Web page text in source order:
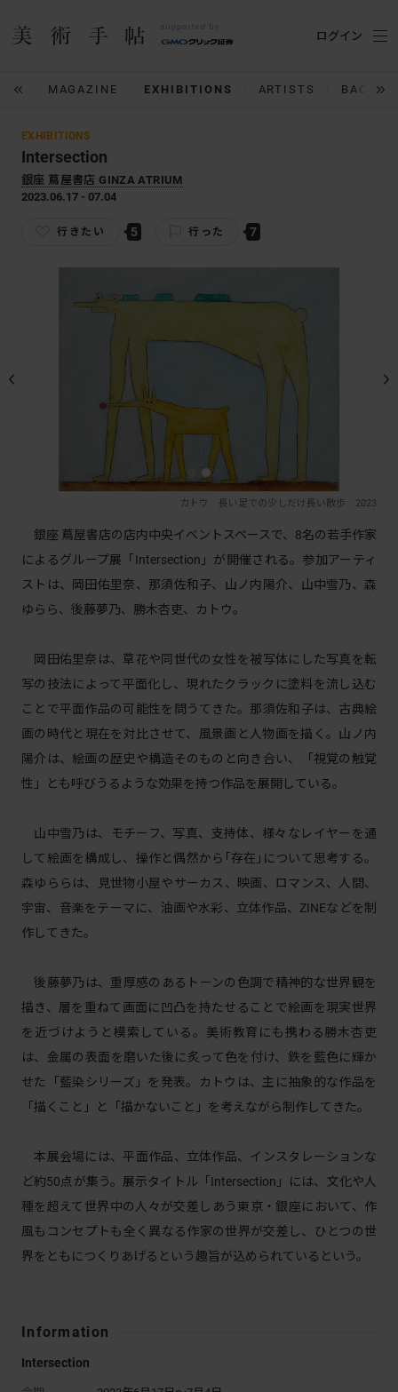
MAGAZINE EXHIBITIONS ARTISTS BACK
ログイン
EXHIBITIONS
Intersection
銀座 蔦屋書店 GINZA ATRIUM
2023.06.17 - 07.04
行きたい 5 行った 7
カトウ 長い足での少しだけ長い散歩 2023
銀座 蔦屋書店の店内中央イベントスペースで、8名の若手作家
によるグループ展「Intersection」が開催される。参加アーティ
ストは、岡田佑里奈、那須佐和子、山ノ内陽介、山中雪乃、森
ゆらら、後藤夢乃、勝木杏吏、カトウ。
岡田佑里奈は、草花や同世代の女性を被写体にした写真を転
写の技法によって平面化し、現れたクラックに塗料を流し込む
ことで平面作品の可能性を問うてきた。那須佐和子は、古典絵
画の時代と現在を対比させて、風景画と人物画を描く。山ノ内
陽介は、絵画の歴史や構造そのものと向き合い、「視覚の触覚
性」とも呼びうるような効果を持つ作品を展開している。
山中雪乃は、モチーフ、写真、支持体、様々なレイヤーを通
して絵画を構成し、操作と偶然から｢存在｣について思考する。
森ゆららは、見世物小屋やサーカス、映画、ロマンス、人間、
宇宙、音楽をテーマに、油画や水彩、立体作品、ZINEなどを制
作してきた。
後藤夢乃は、重厚感のあるトーンの色調で精神的な世界観を
描き、層を重ねて画面に凹凸を持たせることで絵画を現実世界
を近づけようと模索している。美術教育にも携わる勝木杏吏
は、金属の表面を磨いた後に炙って色を付け、鉄を藍色に輝か
せた「藍染シリーズ」を発表。カトウは、主に抽象的な作品を
「描くこと」と「描かないこと」を考えながら制作してきた。
本展会場には、平面作品、立体作品、インスタレーションな
ど約50点が集う。展示タイトル「Intersection」には、文化や人
種を超えて世界中の人々が交差しあう東京・銀座において、作
風もコンセプトも全く異なる作家の世界が交差し、ひとつの世
界をともにつくりあげるという趣旨が込められているという。
Information
Intersection